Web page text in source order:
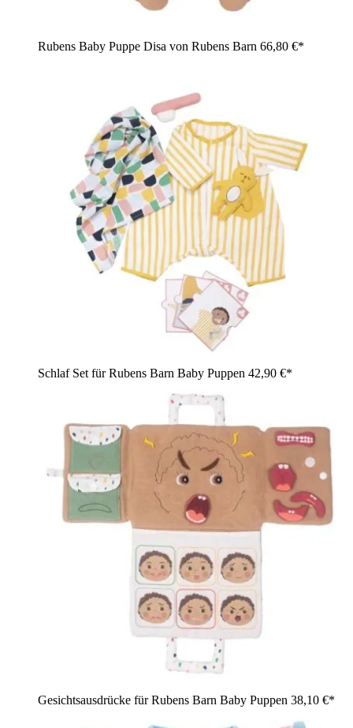
Rubens Baby Puppe Disa von Rubens Barn 66,80 €*
Schlaf Set für Rubens Barn Baby Puppen 42,90 €*
Gesichtsausdrücke für Rubens Barn Baby Puppen 38,10 €*